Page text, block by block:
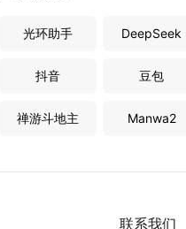
光环助手 DeepSeek
抖音 豆包
禅游斗地主 Manwa2
联系我们